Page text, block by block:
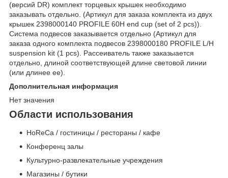
(версий DR) комплект торцевых крышек необходимо
заказывать отдельно. (Артикул для заказа комплекта из двух
крышек 2398000140 PROFILE 60H end cup (set of 2 pcs)).
Система подвесов заказывается отдельно (Артикул для
заказа одного комплекта подвесов 2398000180 PROFILE L/H
suspension kit (1 pcs). Рассеиватель также заказыается
отдельно, длиной соответствующей длине световой линии
(или длинее ее).
Дополнительная информация
Нет значения
Области использования
HoReCa / гостиницы / рестораны / кафе
Конференц залы
Культурно-развлекательные учреждения
Магазины / бутики